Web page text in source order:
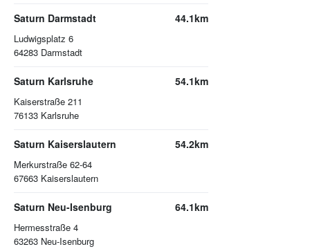
Saturn Darmstadt
Ludwigsplatz 6
64283 Darmstadt
44.1km
Saturn Karlsruhe
Kaiserstraße 211
76133 Karlsruhe
54.1km
Saturn Kaiserslautern
Merkurstraße 62-64
67663 Kaiserslautern
54.2km
Saturn Neu-Isenburg
Hermesstraße 4
63263 Neu-Isenburg
64.1km